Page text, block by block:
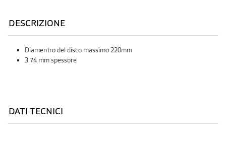
DESCRIZIONE
Diamentro del disco massimo 220mm
3.74 mm spessore
DATI TECNICI